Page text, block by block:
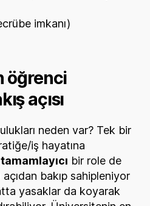
imkanı)
öğrenci
açısı
neden var? Tek bir
iş hayatına
bir role de
bakıp sahipleniyor
yasaklar da koyarak